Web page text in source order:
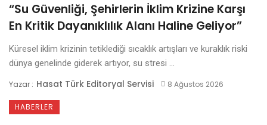
“Su Güvenliği, Şehirlerin İklim Krizine Karşı
En Kritik Dayanıklılık Alanı Haline Geliyor”
Küresel iklim krizinin tetiklediği sıcaklık artışları ve kuraklık riski
dünya genelinde giderek artıyor, su stresi ...
Yazar : Hasat Türk Editoryal Servisi 8 Ağustos 2026
HABERLER